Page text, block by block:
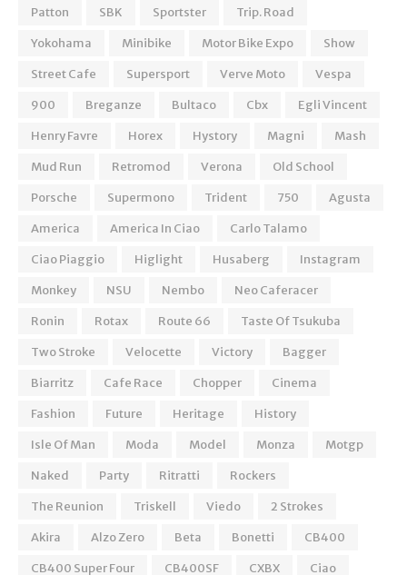
Patton
SBK Sportster
Trip. Road
Yokohama
Minibike Motor Bike Expo
Show
Street Cafe
Supersport Verve Moto
Vespa
900
Breganze Bultaco Cbx
Egli Vincent
Henry Favre
Horex Hystory Magni
Mash
Mud Run
Retromod Verona
Old School
Porsche
Supermono Trident 750
Agusta
America
America In Ciao
Carlo Talamo
Ciao Piaggio
Higlight Husaberg
Instagram
Monkey
NSU Nembo
Neo Caferacer
Ronin
Rotax Route 66
Taste Of Tsukuba
Two Stroke
Velocette Victory
Bagger
Biarritz
Cafe Race Chopper
Cinema
Fashion
Future Heritage
History
Isle Of Man
Moda Model Monza
Motgp
Naked
Party Ritratti
Rockers
The Reunion
Triskell Viedo
2 Strokes
Akira
Alzo Zero Beta Bonetti
CB400
CB400 Super Four
CB400SF CXBX Ciao